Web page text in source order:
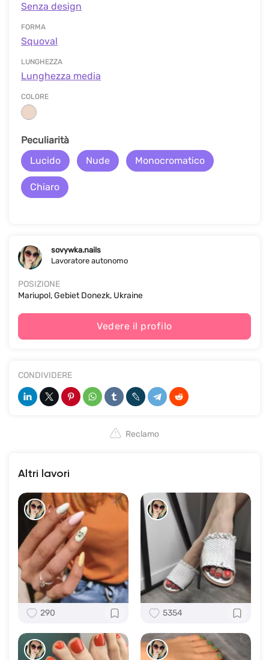
Senza design
FORMA
Squoval
LUNGHEZZA
Lunghezza media
COLORE
Peculiarità
Lucido
Nude Monocromatico
Chiaro
sovywka.nails
Lavoratore autonomo
POSIZIONE
Mariupol, Gebiet Donezk, Ukraine
Vedere il profilo
CONDIVIDERE
Reclamo
Altri lavori
290 5354